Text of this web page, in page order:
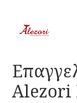
Alezori